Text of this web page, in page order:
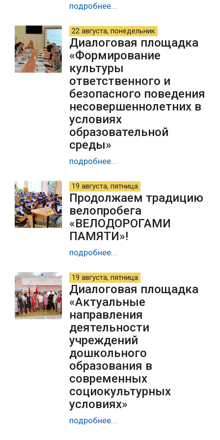
подробнее...
22 августа, понедельник
Диалоговая площадка
«Формирование
культуры
ответственного и
безопасного поведения
несовершеннолетних в
условиях
образовательной
среды»
подробнее...
19 августа, пятница
Продолжаем традицию
велопробега
«ВЕЛОДОРОГАМИ
ПАМЯТИ»!
подробнее...
19 августа, пятница
Диалоговая площадка
«Актуальные
направления
деятельности
учреждений
дошкольного
образования в
современных
социокультурных
условиях»
подробнее...